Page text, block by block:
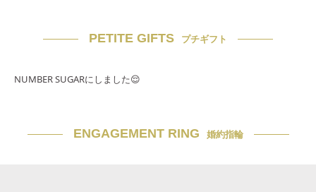
PETITE GIFTS プチギフト
NUMBER SUGARにしました😌
ENGAGEMENT RING 婚約指輪